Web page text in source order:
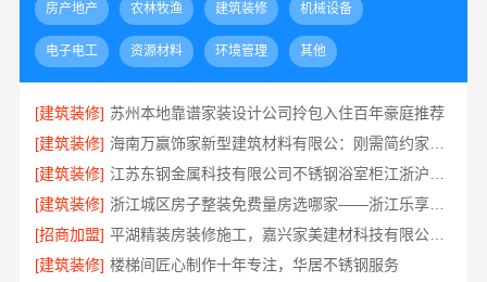
房产地产 农林牧渔 建筑装修 机械设备
电子电工 资源材料 环境管理 其他
[建筑装修] 苏州本地靠谱家装设计公司拎包入住百年豪庭推荐
[建筑装修]
[建筑装修]
[建筑装修]
浙江城区房子整装免费量房选哪家——浙江乐享新材料有限公司
[招商加盟]
平湖精装房装修施工，嘉兴家美建材科技有限公司专业可靠
[建筑装修] 楼梯间匠心制作十年专注，华居不锈钢服务